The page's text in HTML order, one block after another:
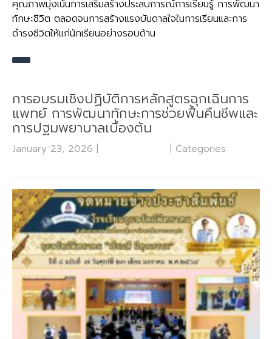
คุณภาพมุ่งเน้นการเสริมสร้างประสบการณ์การเรียนรู้ การพัฒนา
ทักษะชีวิต ตลอดจนการสร้างแรงบันดาลใจในการเรียนและการ
ดำรงชีวิตให้แก่นักเรียนอย่างรอบด้าน
การอบรมเชิงปฏิบัติการหลักสูตรฉุกเฉินการ
แพทย์ การพัฒนาทักษะการช่วยฟื้นคืนชีพและ
การปฐมพยาบาลเบื้องต้น
January 23, 2026 | | Categories: